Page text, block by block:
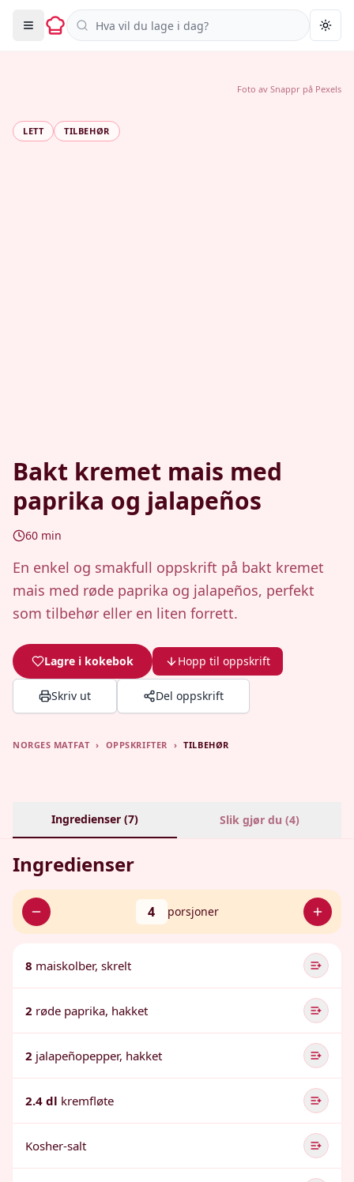
Søk i oppskrifter
LETT TILBEHØR
Bakt kremet mais med
paprika og jalapeños
60 min
En enkel og smakfull oppskrift på bakt kremet
mais med røde paprika og jalapeños, perfekt
som tilbehør eller en liten forrett.
Lagre i kokebok Hopp til oppskrift
Skriv ut Del oppskrift
Foto av Snappr på Pexels
NORGES MATFAT › OPPSKRIFTER › TILBEHØR
Ingredienser (7) Slik gjør du (4)
Ingredienser
4 porsjoner
8 maiskolber, skrelt
2 røde paprika, hakket
2 jalapeñopepper, hakket
2.4 dl kremfløte
Kosher-salt